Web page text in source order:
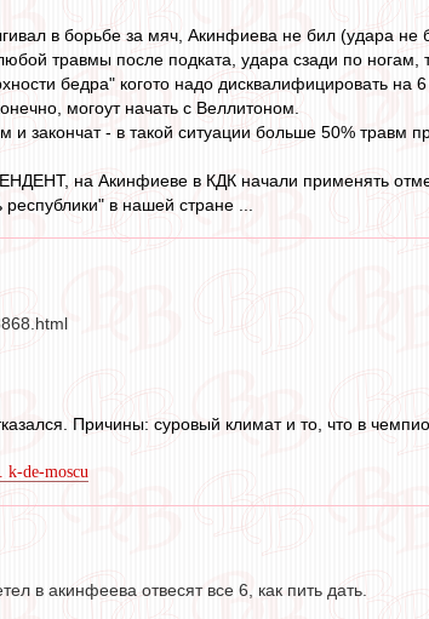
в борьбе за мяч, Акинфиева не бил (удара не
травмы после подката, удара сзади по ногам,
бедра" когото надо дисквалифицировать
могоут начать с Веллитоном.
и закончат - в такой ситуации больше 50% травм
на Акинфиеве в КДК начали применять
в нашей стране ...
Причины: суровый климат и то, что в
k-de-moscu
в акинфеева отвесят все 6, как пить дать.